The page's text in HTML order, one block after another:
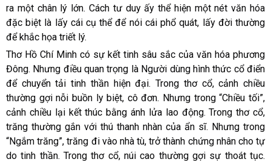
ra một chân lý lớn. Cách tư duy ấy thể hiện một nét văn hóa
đặc biệt là lấy cái cụ thể để nói cái phổ quát, lấy đời thường
để khắc họa triết lý.
Thơ Hồ Chí Minh có sự kết tinh sâu sắc của văn hóa phương
Đông. Nhưng điều quan trọng là Người dùng hình thức cổ điển
để chuyển tải tinh thần hiện đại. Trong thơ cổ, cảnh chiều
thường gợi nỗi buồn ly biệt, cô đơn. Nhưng trong “Chiều tối”,
cảnh chiều lại kết thúc bằng ánh lửa lao động. Trong thơ cổ,
trăng thường gắn với thú thanh nhàn của ẩn sĩ. Nhưng trong
“Ngắm trăng”, trăng đi vào nhà tù, trở thành chứng nhân cho tự
do tinh thần. Trong thơ cổ, núi cao thường gợi sự thoát tục.